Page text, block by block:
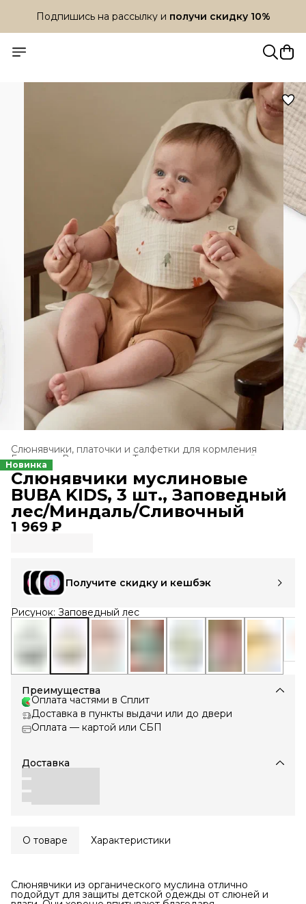
Подпишись на рассылку и получи скидку 10%
получи скидку 10%
Слюнявчики, платочки и салфетки для кормления
Текстиль для новорождённых
Все товары
Главная
Новинка
Слюнявчики муслиновые
BUBA KIDS, 3 шт., Заповедный
лес/Миндаль/Сливочный
1 969 ₽
Получите скидку и кешбэк
Рисунок: Заповедный лес
Преимущества
Оплата частями в Сплит
Доставка в пункты выдачи или до двери
Оплата — картой или СБП
Доставка
О товаре Характеристики
Слюнявчики из органического муслина отлично
подойдут для защиты детской одежды от слюней и